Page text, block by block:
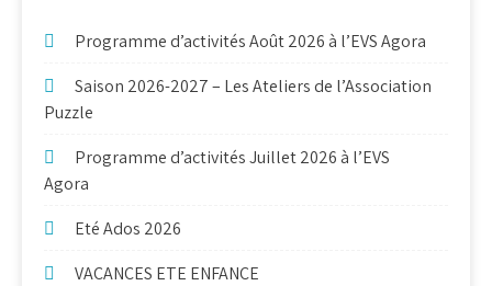
Programme d’activités Août 2026 à l’EVS Agora
Saison 2026-2027 – Les Ateliers de l’Association
Puzzle
Programme d’activités Juillet 2026 à l’EVS
Agora
Eté Ados 2026
VACANCES ETE ENFANCE